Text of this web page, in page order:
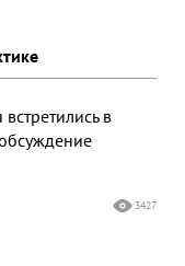
в
3427